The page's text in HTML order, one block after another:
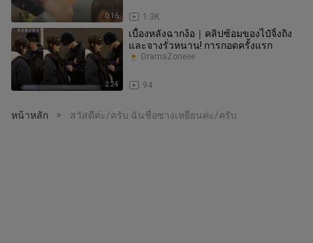
0:16 1.3K
2:24
เบื้องหลังฉากง้อ｜คลิปซ้อมของไป๋จิ้งถิง
และจางรั่วหนาน! การกอดครั้งแรก
94
DramaZoneee
หน้าหลัก > สวัสดีค่ะ/ครับ ฉันชื่อซางเหยียนค่ะ/ครับ